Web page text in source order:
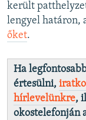
került
lengyel határon,
őket.
Ha
értesülni,
hírlevelünkre,
okostelefonján